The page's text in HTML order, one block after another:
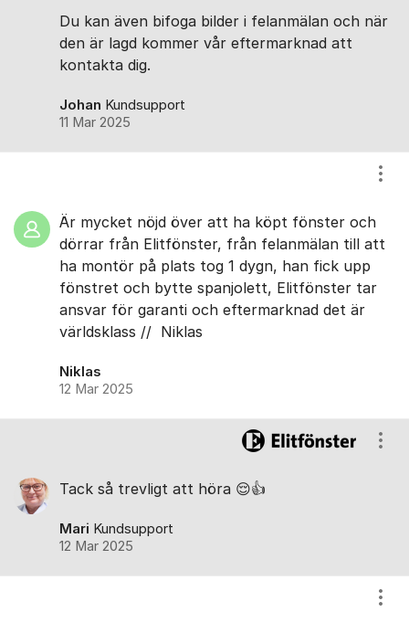
Du kan även bifoga bilder i felanmälan och när
den är lagd kommer vår eftermarknad att
kontakta dig.
Johan Kundsupport
11 Mar 2025
Är mycket nöjd över att ha köpt fönster och
dörrar från Elitfönster, från felanmälan till att
ha montör på plats tog 1 dygn, han fick upp
fönstret och bytte spanjolett, Elitfönster tar
ansvar för garanti och eftermarknad det är
världsklass // Niklas
Niklas
12 Mar 2025
Tack så trevligt att höra 😌👍
Mari Kundsupport
12 Mar 2025